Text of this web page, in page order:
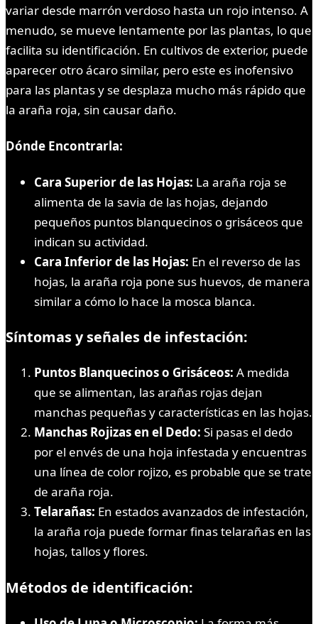
variar desde marrón verdoso hasta un rojo intenso. A
menudo, se mueve lentamente por las plantas, lo que
facilita su identificación. En cultivos de exterior, puede
aparecer otro ácaro similar, pero este es inofensivo
para las plantas y se desplaza mucho más rápido que
la araña roja, sin causar daño.
Dónde Encontrarla:
Cara Superior de las Hojas: La araña roja se
alimenta de la savia de las hojas, dejando
pequeños puntos blanquecinos o grisáceos que
indican su actividad.
Cara Inferior de las Hojas: En el reverso de las
hojas, la araña roja pone sus huevos, de manera
similar a cómo lo hace la mosca blanca.
Síntomas y señales de infestación:
Puntos Blanquecinos o Grisáceos: A medida
que se alimentan, las arañas rojas dejan
manchas pequeñas y características en las hojas.
Manchas Rojizas en el Dedo: Si pasas el dedo
por el envés de una hoja infestada y encuentras
una línea de color rojizo, es probable que se trate
de araña roja.
Telarañas: En estados avanzados de infestación,
la araña roja puede formar finas telarañas en las
hojas, tallos y flores.
Métodos de identificación: